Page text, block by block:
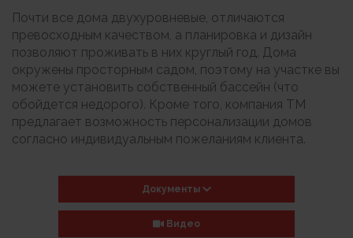
Почти все дома двухуровневые, отличаются
превосходным качеством, а планировка и дизайн
позволяют проживать в них круглый год. Дома
окружены просторным садом, поэтому на участке вы
можете установить собственный бассейн (что
обойдется недорого). Кроме того, компания ТМ
предлагает возможность персонализации домов
согласно индивидуальным пожеланиям клиента.
Документы
Видео